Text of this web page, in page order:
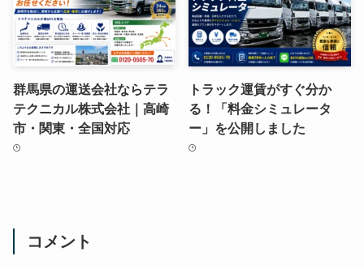
群馬県の運送会社ならテラ
テクニカル株式会社｜高崎
市・関東・全国対応
トラック運賃がすぐ分か
る！「料金シミュレータ
ー」を公開しました
コメント